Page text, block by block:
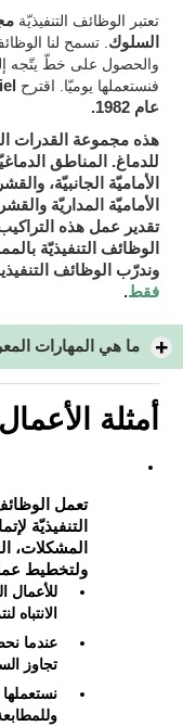
تعتبر الوظائف التنفيذيّة
السلوك . تسمح لنا
والحصول على خطّ يتّجه
فنستعملها يوميّا. اقترح Lezak
عام 1982.
هذه مجموعة القدرات
للدماغ. المناطق
الأماميّة الجانبيّة،
الأماميّة المداريّة
تقدير عمل هذه
الوظائف التنفيذيّة
وندرّب الوظائف
فقط.
ما هي المهارات
أمثلة
تعمل
التنفيذيّة
المشكلات،
ولتخطيط
للأعمال
عندما
تجاوز
نستعملها